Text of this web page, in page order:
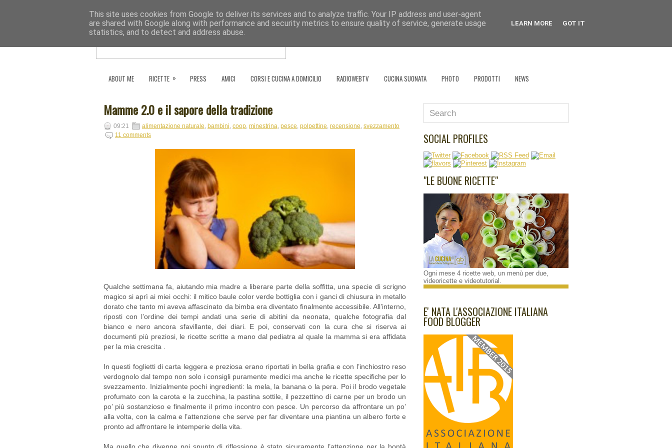
Se l'uomo è ciò che mangia, il cuoco è ciò che cucina?
ABOUT ME RICETTE » PRESS AMICI CORSI E CUCINA A DOMICILIO RADIOWEBTV CUCINA SUONATA PHOTO PRODOTTI NEWS
SOCIAL PROFILES
"LE BUONE RICETTE"
Ogni mese 4 ricette web, un menù per due,
videoricette e videotutorial.
E' NATA L'ASSOCIAZIONE ITALIANA
FOOD BLOGGER
Mamme 2.0 e il sapore della tradizione
09:21 alimentazione naturale, bambini, coop, minestrina, pesce, polpettine, recensione, svezzamento
11 comments
Qualche settimana fa, aiutando mia madre a liberare parte della soffitta, una specie di scrigno
magico si aprì ai miei occhi: il mitico baule color verde bottiglia con i ganci di chiusura in metallo
dorato che tanto mi aveva affascinato da bimba era diventato finalmente accessibile. All’interno,
riposti con l’ordine dei tempi andati una serie di abitini da neonata, qualche fotografia dal
bianco e nero ancora sfavillante, dei diari. E poi, conservati con la cura che si riserva ai
documenti più preziosi, le ricette scritte a mano dal pediatra al quale la mamma si era affidata
per la mia crescita .
In questi foglietti di carta leggera e preziosa erano riportati in bella grafia e con l’inchiostro reso
verdognolo dal tempo non solo i consigli puramente medici ma anche le ricette specifiche per lo
svezzamento. Inizialmente pochi ingredienti: la mela, la banana o la pera. Poi il brodo vegetale
profumato con la carota e la zucchina, la pastina sottile, il pezzettino di carne per un brodo un
po’ più sostanzioso e finalmente il primo incontro con pesce. Un percorso da affrontare un po’
alla volta, con la calma e l’attenzione che serve per far diventare una piantina un albero forte e
pronto ad affrontare le intemperie della vita.
This site uses cookies from Google to deliver its services and to analyze traffic. Your IP address and user-agent
are shared with Google along with performance and security metrics to ensure quality of service, generate usage
statistics, and to detect and address abuse.
LEARN MORE GOT IT